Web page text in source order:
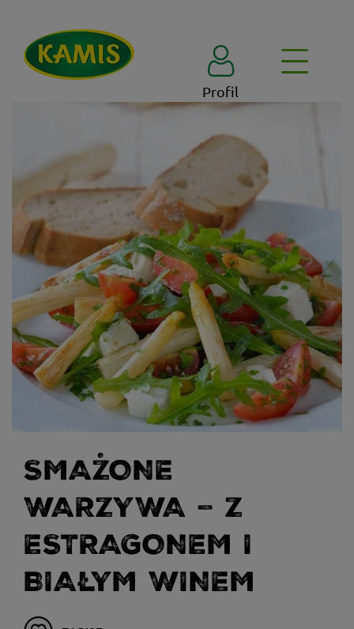
Profil
SMAŻONE
WARZYWA – Z
ESTRAGONEM I
BIAŁYM WINEM